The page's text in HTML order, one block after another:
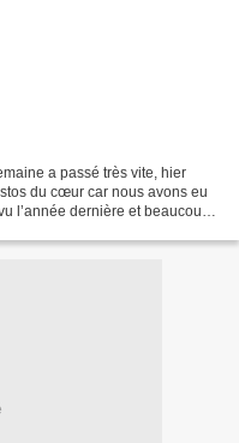
a passé très vite, hier
du cœur car nous avons eu
l’année dernière et beaucoup